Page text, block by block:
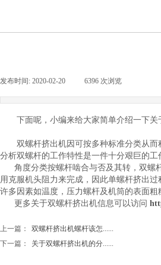
发布时间: 2020-02-20 6396 次浏览
下面呢，小编来给大家简单介绍一下关
双螺杆挤出机因可按多种标准分类从而
分析双螺杆的工作特性是一件十分艰巨的工
角度分类按螺杆啮合与否及其转，双螺
用克服机头阻力来完成，因此单螺杆挤出
许多因素如温度，压力螺杆及机筒的表面
更多关于双螺杆挤出机信息可以访问
上一篇：
双螺杆挤出机螺杆该怎......
下一篇：
关于双螺杆挤出机的分......